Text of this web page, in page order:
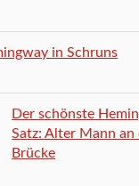
in Schruns
Der schönste
Satz: Alter Mann an
Brücke